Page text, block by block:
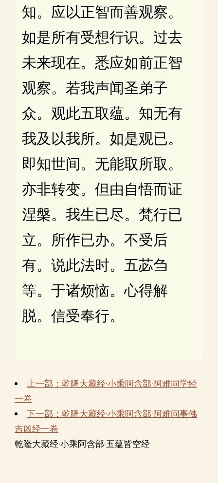
知。应以正智而善观察。
如是所有受想行识。过去
未来现在。悉应如前正智
观察。若我声闻圣弟子
众。观此五取蕴。知无有
我及以我所。如是观已。
即知世间。无能取所取。
亦非转变。但由自悟而证
涅槃。我生已尽。梵行已
立。所作已办。不受后
有。说此法时。五苾刍
等。于诸烦恼。心得解
脱。信受奉行。
上一部：乾隆大藏经·小乘阿含部·阿难同学经
一卷
下一部：乾隆大藏经·小乘阿含部·阿难问事佛
吉凶经一卷
乾隆大藏经·小乘阿含部·五蕴皆空经